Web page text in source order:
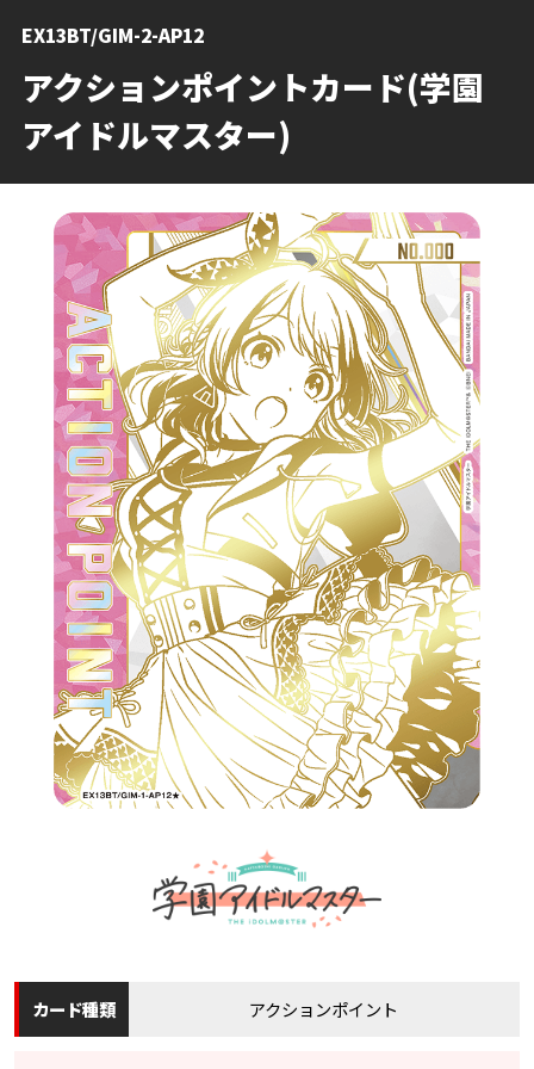
アクションポイントカード(学園
アイドルマスター)
EX13BT/GIM-2-AP12
カード種類 アクションポイント